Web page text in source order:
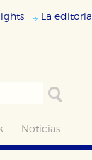
La editorial
Noticias